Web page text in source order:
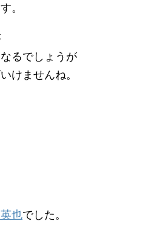
。
るでしょうが
けませんね。
也でした。